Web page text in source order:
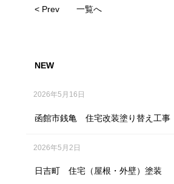
< Prev 一覧へ
NEW
2026年5月16日
函館市銭亀 住宅改装塗り替え工事
2026年5月2日
日吉町 住宅（屋根・外壁）塗装